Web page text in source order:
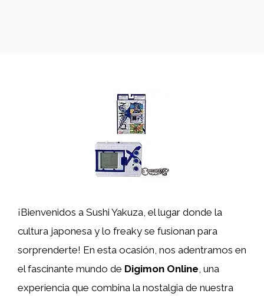
¡Bienvenidos a Sushi Yakuza, el lugar donde la
cultura japonesa y lo freaky se fusionan para
sorprenderte! En esta ocasión, nos adentramos en
el fascinante mundo de Digimon Online, una
experiencia que combina la nostalgia de nuestra